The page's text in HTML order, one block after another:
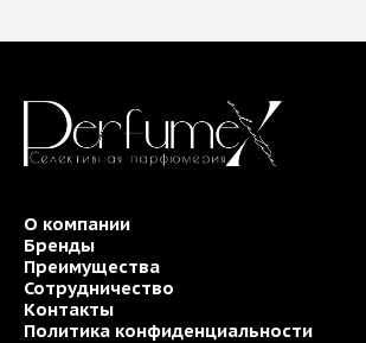
О компании
Бренды
Преимущества
Сотрудничество
Контакты
Политика конфиденциальности